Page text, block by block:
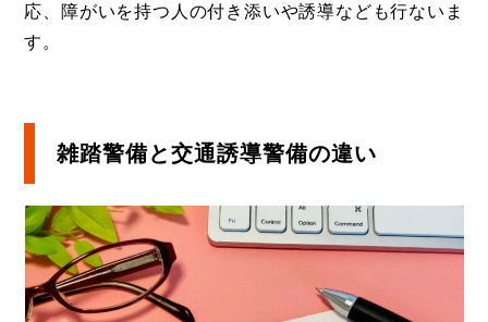
応、障がいを持つ人の付き添いや誘導なども行ないま
す。
雑踏警備と交通誘導警備の違い